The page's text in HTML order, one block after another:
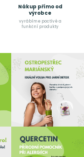
Nákup přímo od
výrobce
vyrábíme poctívé a
funkční produkty